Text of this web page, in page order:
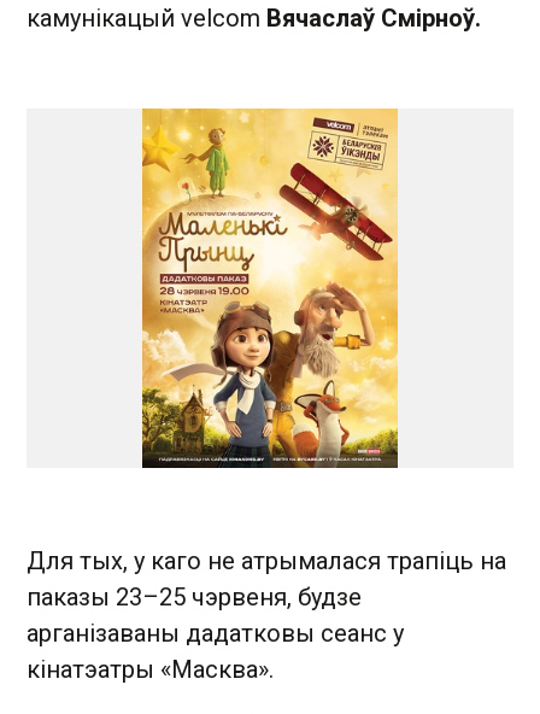
камунікацый velcom Вячаслаў Смірноў.
Для тых, у каго не атрымалася трапіць на
паказы 23–25 чэрвеня, будзе
арганізаваны дадатковы сеанс у
кінатэатры «Масква».